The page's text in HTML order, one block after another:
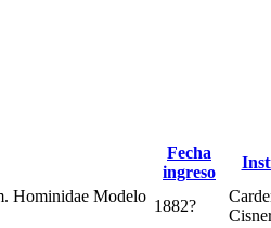
Fecha
ingreso
Hominidae Modelo
1882?